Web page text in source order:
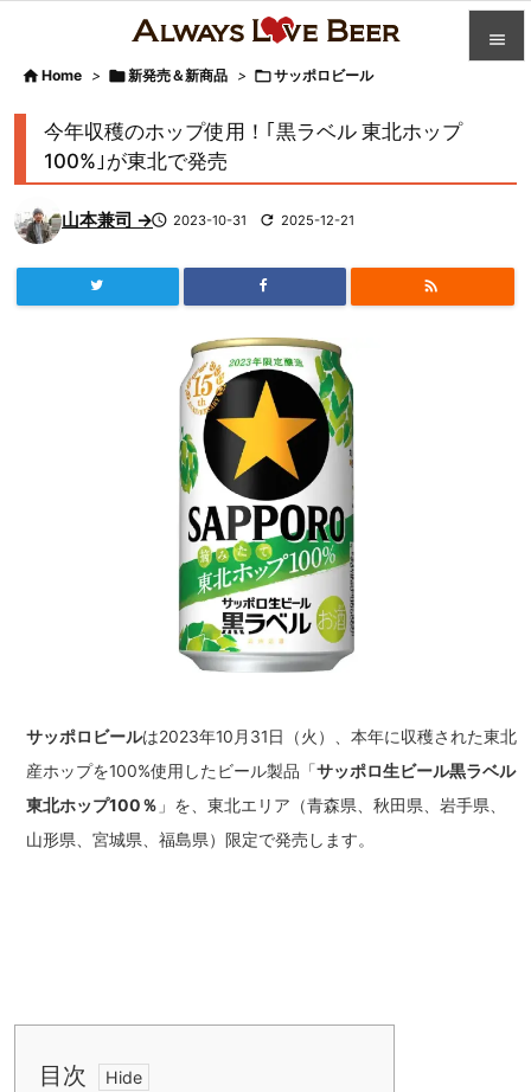


 Home > 新発売＆新商品 > サッポロビール
今年収穫のホップ使用！｢黒ラベル 東北ホップ
100%｣が東北で発売
山本兼司 → 2023-10-31  2025-12-21

サッポロビールは2023年10月31日（火）、本年に収穫された東北
産ホップを100%使用したビール製品「サッポロ生ビール黒ラベル
東北ホップ100％ 」を、東北エリア（青森県、秋田県、岩手県、
山形県、宮城県、福島県）限定で発売します。
目次